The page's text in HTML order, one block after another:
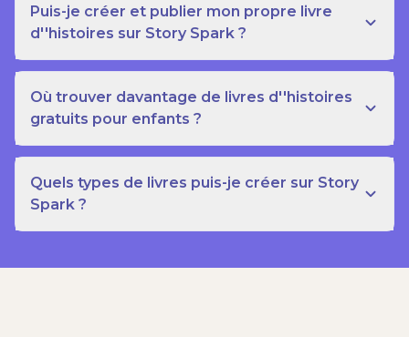
Puis-je créer et publier mon propre livre
d''histoires sur Story Spark ?
Où trouver davantage de livres d''histoires
gratuits pour enfants ?
Quels types de livres puis-je créer sur Story
Spark ?